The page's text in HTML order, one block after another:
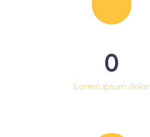
0
Lorem ipsum dolor